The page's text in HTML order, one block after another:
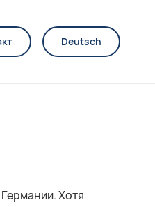
Deutsch
Хотя